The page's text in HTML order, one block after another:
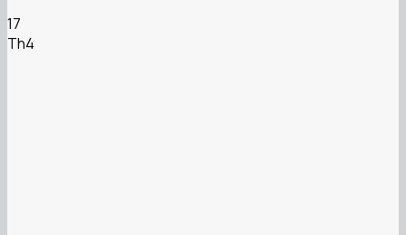
17
Th4